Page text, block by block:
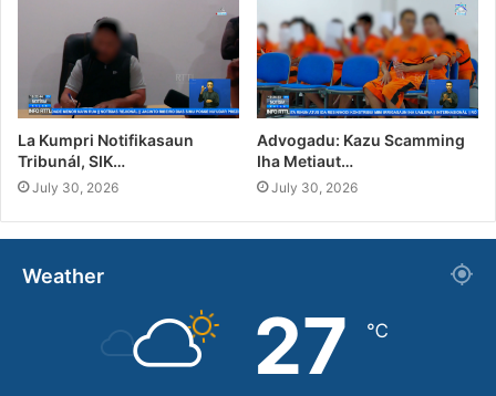
La Kumpri Notifikasaun
Tribunál, SIK…
July 30, 2026
Advogadu: Kazu Scamming
Iha Metiaut…
July 30, 2026
Weather
27 ℃